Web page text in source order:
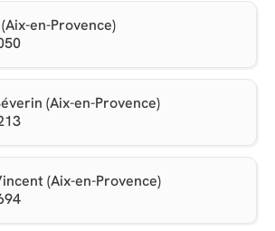
en-Provence)
(Aix-en-Provence)
(Aix-en-Provence)